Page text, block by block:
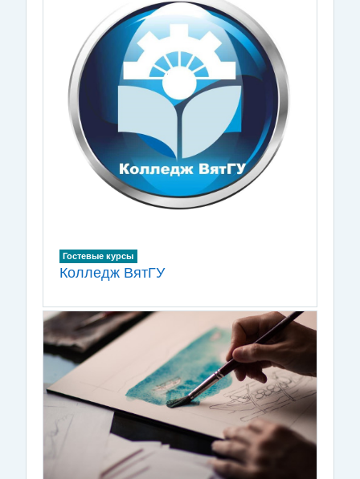
Гостевые курсы
Колледж ВятГУ